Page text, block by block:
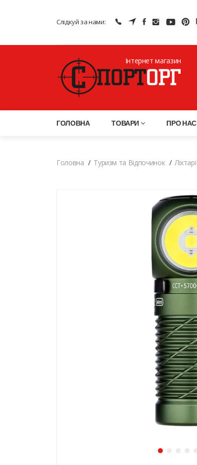
Слідкуй за нами:
Інтернет магазин
ГОЛОВНА ТОВАРИ ПРО НАС
Головна Туризм та Відпочинок Ліхтарі